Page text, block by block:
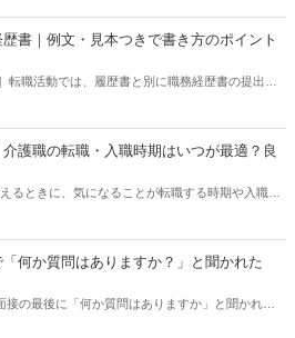
執筆者：ささえるラボ編集部】
書｜例文・見本つきで書き方のポイント
転職活動では、履歴書と別に職務経歴書の提出を
経歴書が完成します！【執筆者：ささえるラボ編
家：大庭 欣二】
介護職の転職・入職時期はいつが最適？良
るときに、気になることが転職する時期や入職す
コラム：脇 健仁）
何か質問はありますか？」と聞かれた
接の最後に「何か質問はありますか」と聞かれた